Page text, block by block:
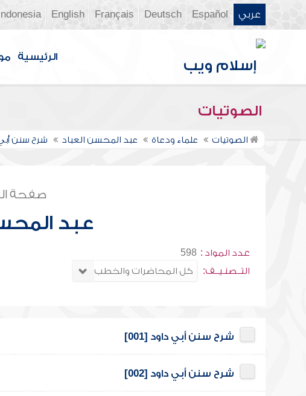
عربي Español
Deutsch
Français
English
Indonesia
الرئيسية
الصوتيات
الصوتيات علماء ودعاة عبد المحسن العباد شرح سنن
صفحة
عبد
عدد المواد : 598
التــصنـيــف:
شرح سنن أبي داود [001]
شرح سنن أبي داود [002]